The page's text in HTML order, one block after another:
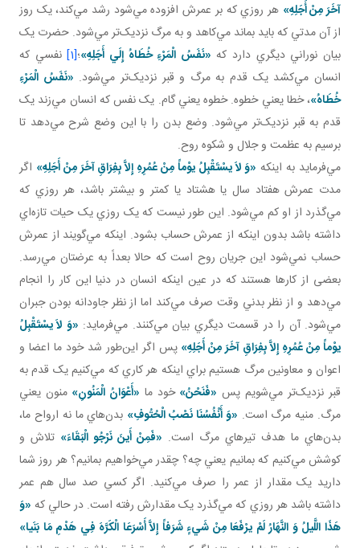
آخَرَ مِنْ أَجَلِهِ» هر روزي که بر عمرش افزوده مي‌شود رشد مي‌کند، يک روز
از آن مدتي که بايد بماند مي‌کاهد و به مرگ نزديک‌تر مي‌شود. حضرت يک
بيان نوراني ديگري دارد که «نَفَسُ‏ الْمَرْءِ خُطَاهُ‏ إِلَي‏ أَجَلِهِ»؛[1] نفسي که
انسان مي‌کشد يک قدم به مرگ و قبر نزديک‌تر مي‌شود. «نَفَسُ‏ الْمَرْءِ
خُطَاهُ‏»، خطا يعني خطوه. خطوه يعني گام. يک نفس که انسان مي‌زند يک
قدم به قبر نزديک‌تر مي‌شود. وضع بدن را با اين وضع شرح مي‌دهد تا
برسيم به عظمت و جلال و شکوه روح.
مي‌فرمايد به اينکه «وَ لاَ يسْتَقْبِلُ يوْماً مِنْ عُمُرِهِ إِلاَّ بِفِرَاقِ آخَرَ مِنْ أَجَلِهِ» اگر
مدت عمرش هفتاد سال يا هشتاد يا کمتر و بيشتر باشد، هر روزي که
مي‌گذرد از او کم مي‌شود. اين طور نيست که يک روزي يک حيات تازه‌اي
داشته باشد بدون اينکه از عمرش حساب بشود. اينکه مي‌گويند از عمرش
حساب نمي‌شود اين جريان روح است که حالا بعداً به عرضتان مي‌رسد.
بعضی از کارها هستند که در عين اينکه انسان در دنيا اين کار را انجام
مي‌دهد و از نظر بدني وقت صرف مي‌کند اما از نظر جاودانه بودن جبران
مي‌شود. آن را در قسمت ديگري بيان مي‌کنند. مي‌فرمايد: «وَ لاَ يسْتَقْبِلُ
يوْماً مِنْ عُمُرِهِ إِلاَّ بِفِرَاقِ آخَرَ مِنْ أَجَلِهِ» پس اگر اين‌طور شد خود ما اعضا و
اعوان و معاونين مرگ هستيم براي اينکه هر کاري که مي‌کنيم يک قدم به
قبر نزديک‌تر مي‌شويم پس «فَنَحْنُ» خود ما «أَعْوَانُ الْمَنُونِ»منون يعني
مرگ. منيه مرگ است. «وَ أَنْفُسُنَا نَصْبُ الْحُتُوفِ» بدن‌هاي ما نه ارواح ما،
بدن‌هاي ما هدف تيرهاي مرگ است. «فَمِنْ أَينَ نَرْجُو الْبَقَاءَ» تلاش و
کوشش مي‌کنيم که بمانيم يعني چه؟ چقدر مي‌خواهيم بمانيم؟ هر روز شما
داريد يک مقدار از عمر را صرف مي‌کنيد. اگر کسي صد سال هم عمر
داشته باشد هر روزي که مي‌گذرد يک مقدارش رفته است. در حالي که «وَ
هَذَا اللَّيلُ وَ النَّهَارُ لَمْ يرْفَعَا مِنْ شَيءٍ شَرَفاً إِلاَّ أَسْرَعَا الْکَرَّهَ فِي هَدْمِ مَا بَنَيا»